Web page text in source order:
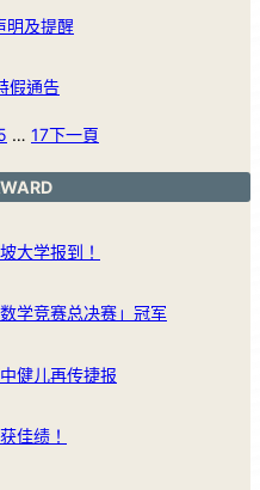
及提醒
假通告
… 17下一頁
大学报到！
学竞赛总决赛」冠军
健儿再传捷报
佳绩！